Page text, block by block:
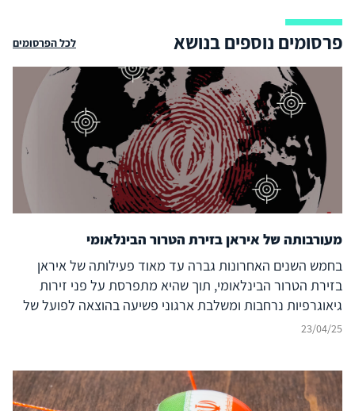
פרסומים נוספים בנושא לכל הפרסומים
מעורבותה של איראן בזירת הטרור הבינלאומי
בחמש השנים האחרונות גברה עד מאוד פעילותה של איראן
בזירת הטרור הבינלאומי, תוך שהיא מתפרסת על פני זירות
גיאוגרפיות נרחבות ומשלבת ארגוני פשיעה בהוצאה לפועל של
פעולות טרור. אף שמרבית ניסיונות הפיגוע האיראניים סוכלו, לא
הסיכויים לבלימתו. מזכר זה בוחן את מדיניות הפעלת הטרור
האיראנית בזירה הבינלאומית בחמש השנים האחרונות, את
23/04/25